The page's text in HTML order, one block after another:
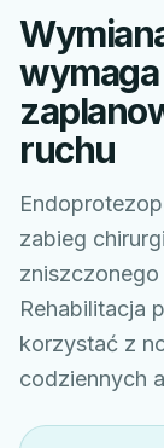
ruchu
zabieg
Rehabilitacja
korzystać z
codziennych